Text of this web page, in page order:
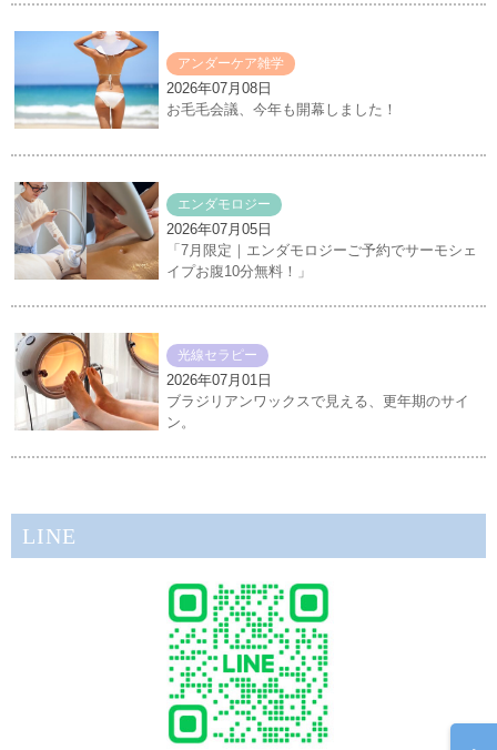
アンダーケア雑学
2026年07月08日
お毛毛会議、今年も開幕しました！
エンダモロジー
2026年07月05日
「7月限定｜エンダモロジーご予約でサーモシェ
イプお腹10分無料！」
光線セラピー
2026年07月01日
ブラジリアンワックスで見える、更年期のサイ
ン。
LINE